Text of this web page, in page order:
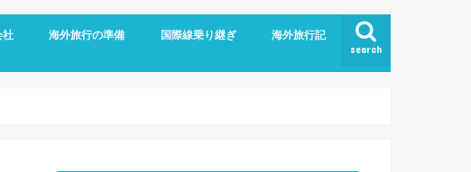
search
社
ツ航空
クスプレス航空
ジプログラム
海外旅行の準備
海外旅行の持ち物
空港での暇つぶしアイデア7選！
クレジットカード
オプショナルツアー
観光プラン
国際線乗り継ぎ
ドバイ乗り継ぎ
海外旅行記
バルセロナ観光(2023年6月)